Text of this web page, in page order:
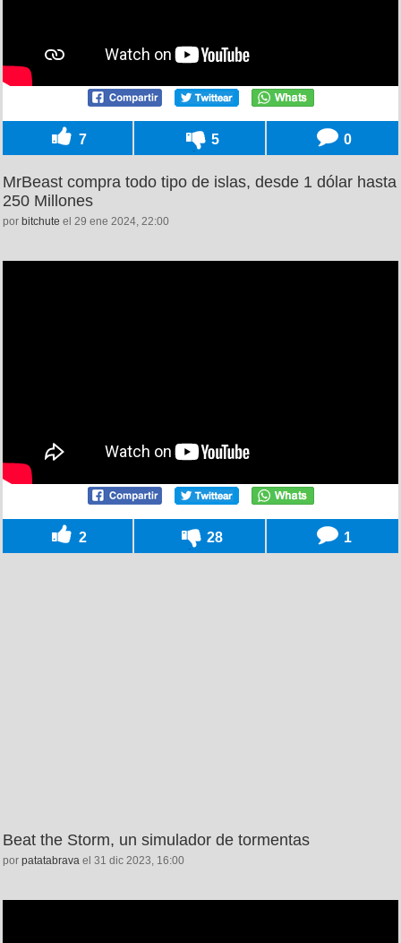
7 5 0
MrBeast compra todo tipo de islas, desde 1 dólar hasta
250 Millones
por bitchute el 29 ene 2024, 22:00
2 28 1
Beat the Storm, un simulador de tormentas
por patatabrava el 31 dic 2023, 16:00